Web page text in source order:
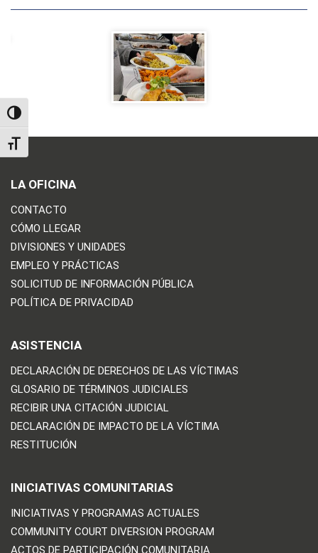
TOGGLE HIGH CONTRAST
TOGGLE FONT SIZE
LA OFICINA
CONTACTO
CÓMO LLEGAR
DIVISIONES Y UNIDADES
EMPLEO Y PRÁCTICAS
SOLICITUD DE INFORMACIÓN PÚBLICA
POLÍTICA DE PRIVACIDAD
ASISTENCIA
DECLARACIÓN DE DERECHOS DE LAS VÍCTIMAS
GLOSARIO DE TÉRMINOS JUDICIALES
RECIBIR UNA CITACIÓN JUDICIAL
DECLARACIÓN DE IMPACTO DE LA VÍCTIMA
RESTITUCIÓN
INICIATIVAS COMUNITARIAS
INICIATIVAS Y PROGRAMAS ACTUALES
COMMUNITY COURT DIVERSION PROGRAM
ACTOS DE PARTICIPACIÓN COMUNITARIA